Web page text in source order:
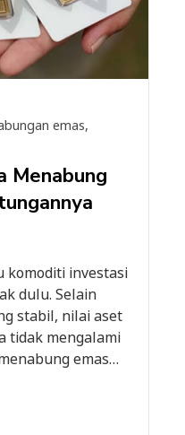
emas,
Menabung
komoditi investasi
dulu. Selain
stabil, nilai aset
tidak mengalami
emas…